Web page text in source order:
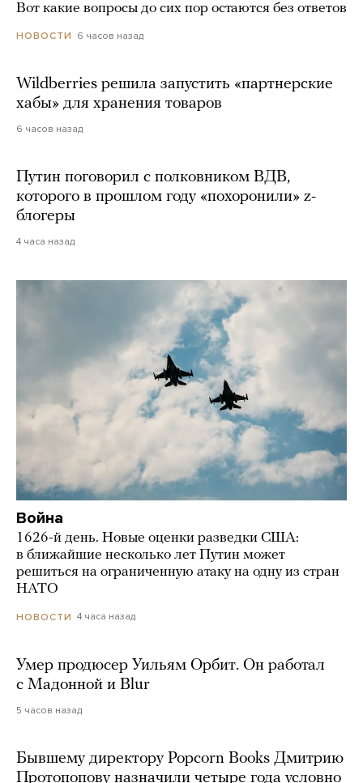
Вот какие вопросы до сих пор остаются без ответов
НОВОСТИ 6 часов назад
Wildberries решила запустить «партнерские
хабы» для хранения товаров
6 часов назад
Путин поговорил с полковником ВДВ,
которого в прошлом году «похоронили» z-
блогеры
4 часа назад
Война
1626-й день. Новые оценки разведки США:
в ближайшие несколько лет Путин может
решиться на ограниченную атаку на одну из стран
НАТО
НОВОСТИ 4 часа назад
Умер продюсер Уильям Орбит. Он работал
с Мадонной и Blur
5 часов назад
Бывшему директору Popcorn Books Дмитрию
Протопопову назначили четыре года условно